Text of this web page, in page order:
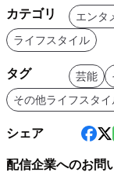
カテゴリ エンタ
ライフスタイル
タグ 芸能
その他ライフスタイ
シェア
配信企業へのお問